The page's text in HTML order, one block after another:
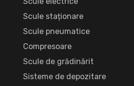
Scule staționare
Scule pneumatice
Compresoare
Scule de grădinărit
Sisteme de depozitare